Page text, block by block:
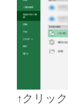
↑クリッ